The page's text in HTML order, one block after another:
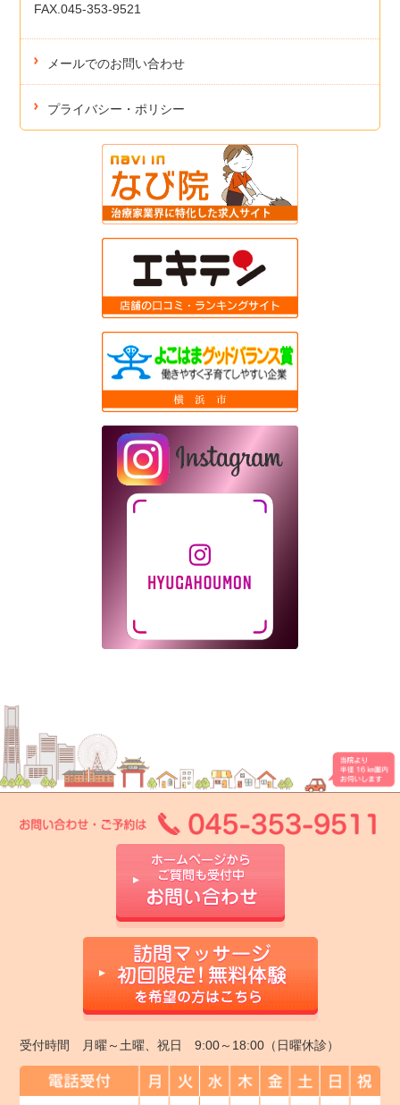
FAX.045-353-9521
メールでのお問い合わせ
プライバシー・ポリシー
受付時間 月曜～土曜、祝日 9:00～18:00（日曜休診）